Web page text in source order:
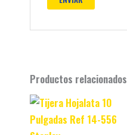
Productos relacionados
Original
price
was:
Current
price
is: